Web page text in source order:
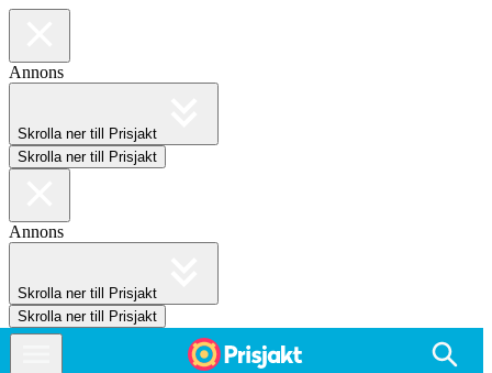
Annons
Skrolla ner till Prisjakt
Skrolla ner till Prisjakt
Annons
Skrolla ner till Prisjakt
Skrolla ner till Prisjakt